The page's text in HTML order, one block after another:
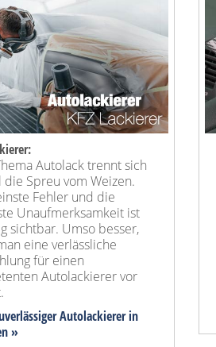
Autolack trennt sich
die Spreu vom Weizen.
Fehler und die
Unaufmerksamkeit ist
sichtbar. Umso besser,
eine verlässliche
für einen
Autolackierer vor
Autolackierer in
»